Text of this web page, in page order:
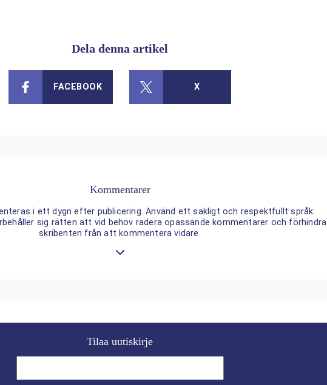
Dela denna artikel
FACEBOOK X
Kommentarer
i ett dygn efter publicering. Använd ett sakligt och respektfullt språk:
sig rätten att vid behov radera opassande kommentarer och förhindra
skribenten från att kommentera vidare.
Tilaa uutiskirje